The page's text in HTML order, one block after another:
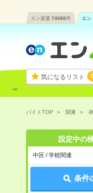
エン派遣 74686件 エン
気になるリスト
バイトTOP 関東
設定中の
中区 / 学校関連
条件